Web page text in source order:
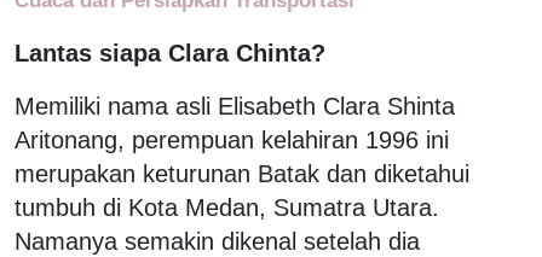
Lantas siapa Clara Chinta?
Memiliki nama asli Elisabeth Clara Shinta
Aritonang, perempuan kelahiran 1996 ini
merupakan keturunan Batak dan diketahui
tumbuh di Kota Medan, Sumatra Utara.
Namanya semakin dikenal setelah dia